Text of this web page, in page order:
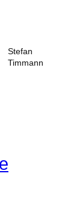
Stefan
Timmann